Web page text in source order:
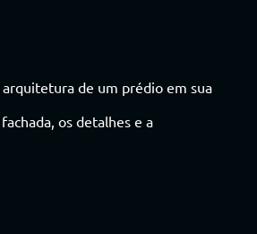
de um prédio em sua
os detalhes e a